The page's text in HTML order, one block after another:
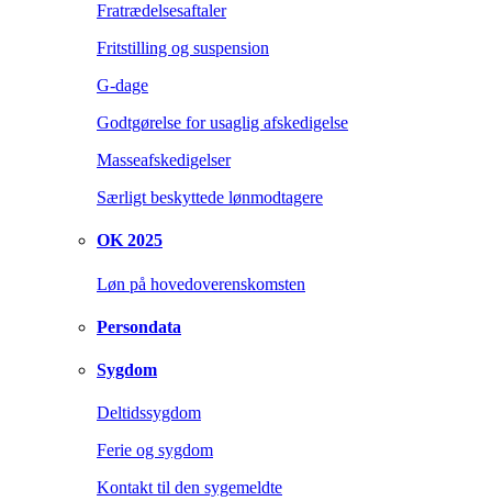
Fratrædelsesaftaler
Fritstilling og suspension
G-dage
Godtgørelse for usaglig afskedigelse
Masseafskedigelser
Særligt beskyttede lønmodtagere
OK 2025
Løn på hovedoverenskomsten
Persondata
Sygdom
Deltidssygdom
Ferie og sygdom
Kontakt til den sygemeldte